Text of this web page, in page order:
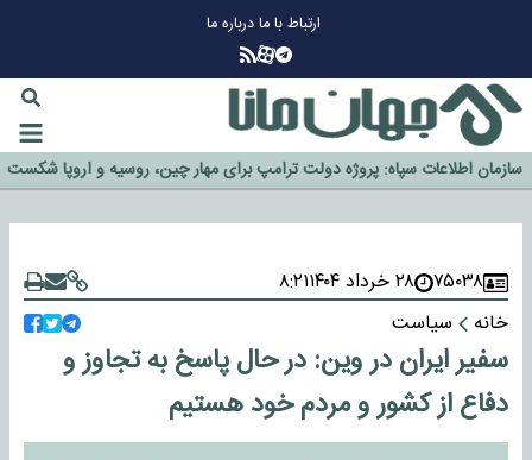
ارتباط با مادرباره ما
گزینه جدایی اوسمار روی میز مدیران پرسپولیس
آیا رئیس جمهور آمریکا قانون را دور می‌زند؟
اخراج رسمی چهره نامدار از پرسپولیس
سازمان اطلاعات سپاه: پروژه دولت ترامپ برای مهار چین، روسیه و اروپا شکست
خورد
۷۵۰۳۸ ۲۸ خرداد ۱۴۰۴
۸:۲۱
خانه
سیاست
سفیر ایران در وین: در حال پاسخ به تجاوز و
دفاع از کشور و مردم خود هستیم